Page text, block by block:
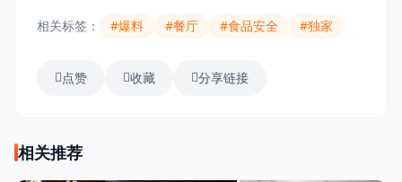
相关标签： #爆料 #餐厅 #食品安全 #独家
点赞 收藏 分享链接
相关推荐